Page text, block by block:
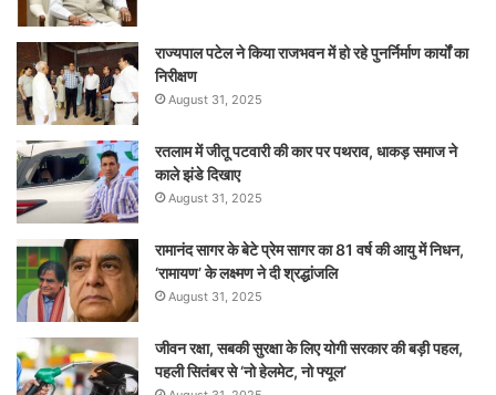
राज्यपाल पटेल ने किया राजभवन में हो रहे पुनर्निर्माण कार्यों का
निरीक्षण
August 31, 2025
रतलाम में जीतू पटवारी की कार पर पथराव, धाकड़ समाज ने
काले झंडे दिखाए
August 31, 2025
रामानंद सागर के बेटे प्रेम सागर का 81 वर्ष की आयु में निधन,
‘रामायण’ के लक्ष्मण ने दी श्रद्धांजलि
August 31, 2025
जीवन रक्षा, सबकी सुरक्षा के लिए योगी सरकार की बड़ी पहल,
पहली सितंबर से ‘नो हेलमेट, नो फ्यूल’